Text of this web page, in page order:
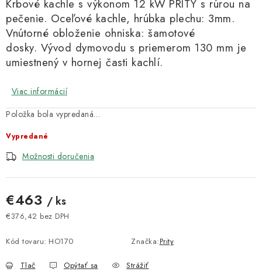
Krbové kachle s výkonom 12 kW PRITY s rúrou na
pečenie. Oceľové kachle, hrúbka plechu: 3mm.
Vnútorné obloženie ohniska: šamotové
dosky. Vývod dymovodu s priemerom 130 mm je
umiestnený v hornej časti kachlí.
Viac informácií
Položka bola vypredaná…
Vypredané
Možnosti doručenia
€463 / ks
€376,42 bez DPH
Kód tovaru: HO170 Značka:Prity
Tlač Opýtať sa Strážiť